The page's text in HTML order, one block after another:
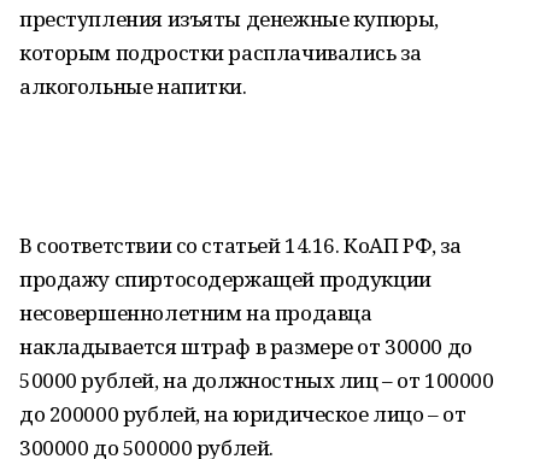
преступления изъяты денежные купюры,
которым подростки расплачивались за
алкогольные напитки.
В соответствии со статьей 14.16. КоАП РФ, за
продажу спиртосодержащей продукции
несовершеннолетним на продавца
накладывается штраф в размере от 30000 до
50000 рублей, на должностных лиц – от 100000
до 200000 рублей, на юридическое лицо – от
300000 до 500000 рублей.